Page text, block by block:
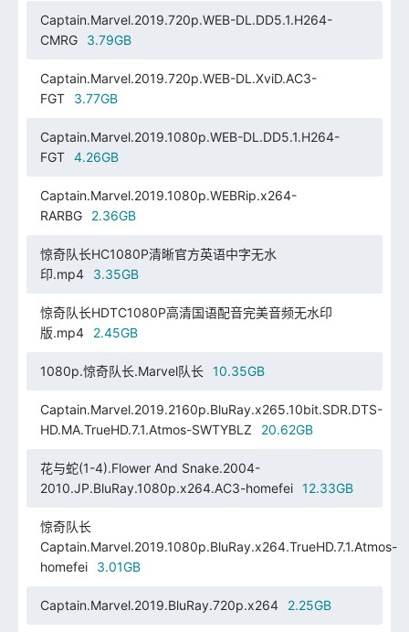
Captain.Marvel.2019.720p.WEB-DL.DD5.1.H264-
CMRG
3.79GB
Captain.Marvel.2019.720p.WEB-DL.XviD.AC3-
FGT
3.77GB
Captain.Marvel.2019.1080p.WEB-DL.DD5.1.H264-
FGT
4.26GB
Captain.Marvel.2019.1080p.WEBRip.x264-
RARBG
2.36GB
惊奇队长HC1080P清晰官方英语中字无水
印.mp4
3.35GB
惊奇队长HDTC1080P高清国语配音完美音频无水印
版.mp4
2.45GB
1080p.惊奇队长.Marvel队长 10.35GB
Captain.Marvel.2019.2160p.BluRay.x265.10bit.SDR.DTS-
HD.MA.TrueHD.7.1.Atmos-SWTYBLZ
20.62GB
花与蛇(1-4).Flower And Snake.2004-
2010.JP.BluRay.1080p.x264.AC3-homefei
12.33GB
惊奇队长
Captain.Marvel.2019.1080p.BluRay.x264.TrueHD.7.1.Atmos-
homefei
3.01GB
Captain.Marvel.2019.BluRay.720p.x264 2.25GB